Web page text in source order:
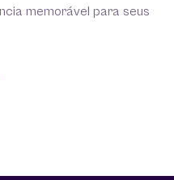
memorável para seus